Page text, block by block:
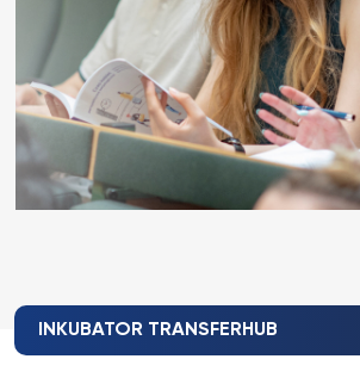
INKUBATOR TRANSFERHUB